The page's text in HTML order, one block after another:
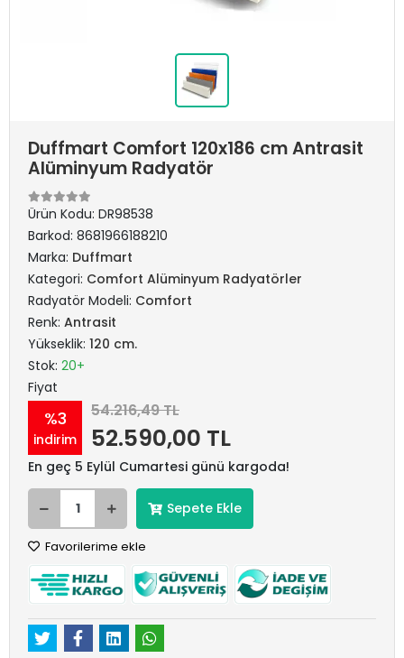
Duffmart Comfort 120x186 cm Antrasit
Alüminyum Radyatör
Ürün Kodu: DR98538
Barkod: 8681966188210
Marka: Duffmart
Kategori: Comfort Alüminyum Radyatörler
Radyatör Modeli: Comfort
Renk: Antrasit
Yükseklik: 120 cm.
Stok: 20+
Fiyat
%3
indirim
54.216,49 TL
52.590,00 TL
En geç 5 Eylül Cumartesi günü kargoda!
Sepete Ekle
Favorilerime ekle